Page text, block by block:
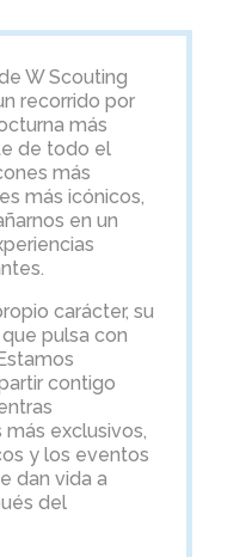
W Scouting
recorrido por
más
de todo el
más
más icónicos,
en un
carácter, su
pulsa con
contigo
exclusivos,
y los eventos
dan vida a
del